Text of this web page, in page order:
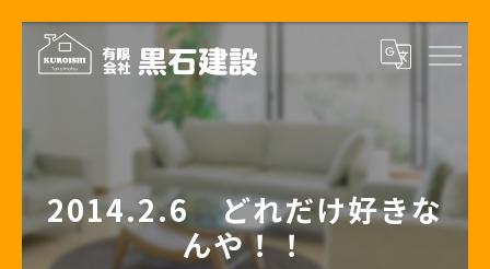
2014.2.6 どれだけ好きな
んや！！